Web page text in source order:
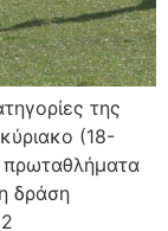
της
(18-
πρωταθλήματα
δράση